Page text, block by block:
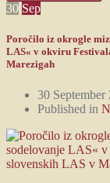
30 Sep
Poročilo iz okrogle
LAS« v okviru
Marezigah
30 September
Published in